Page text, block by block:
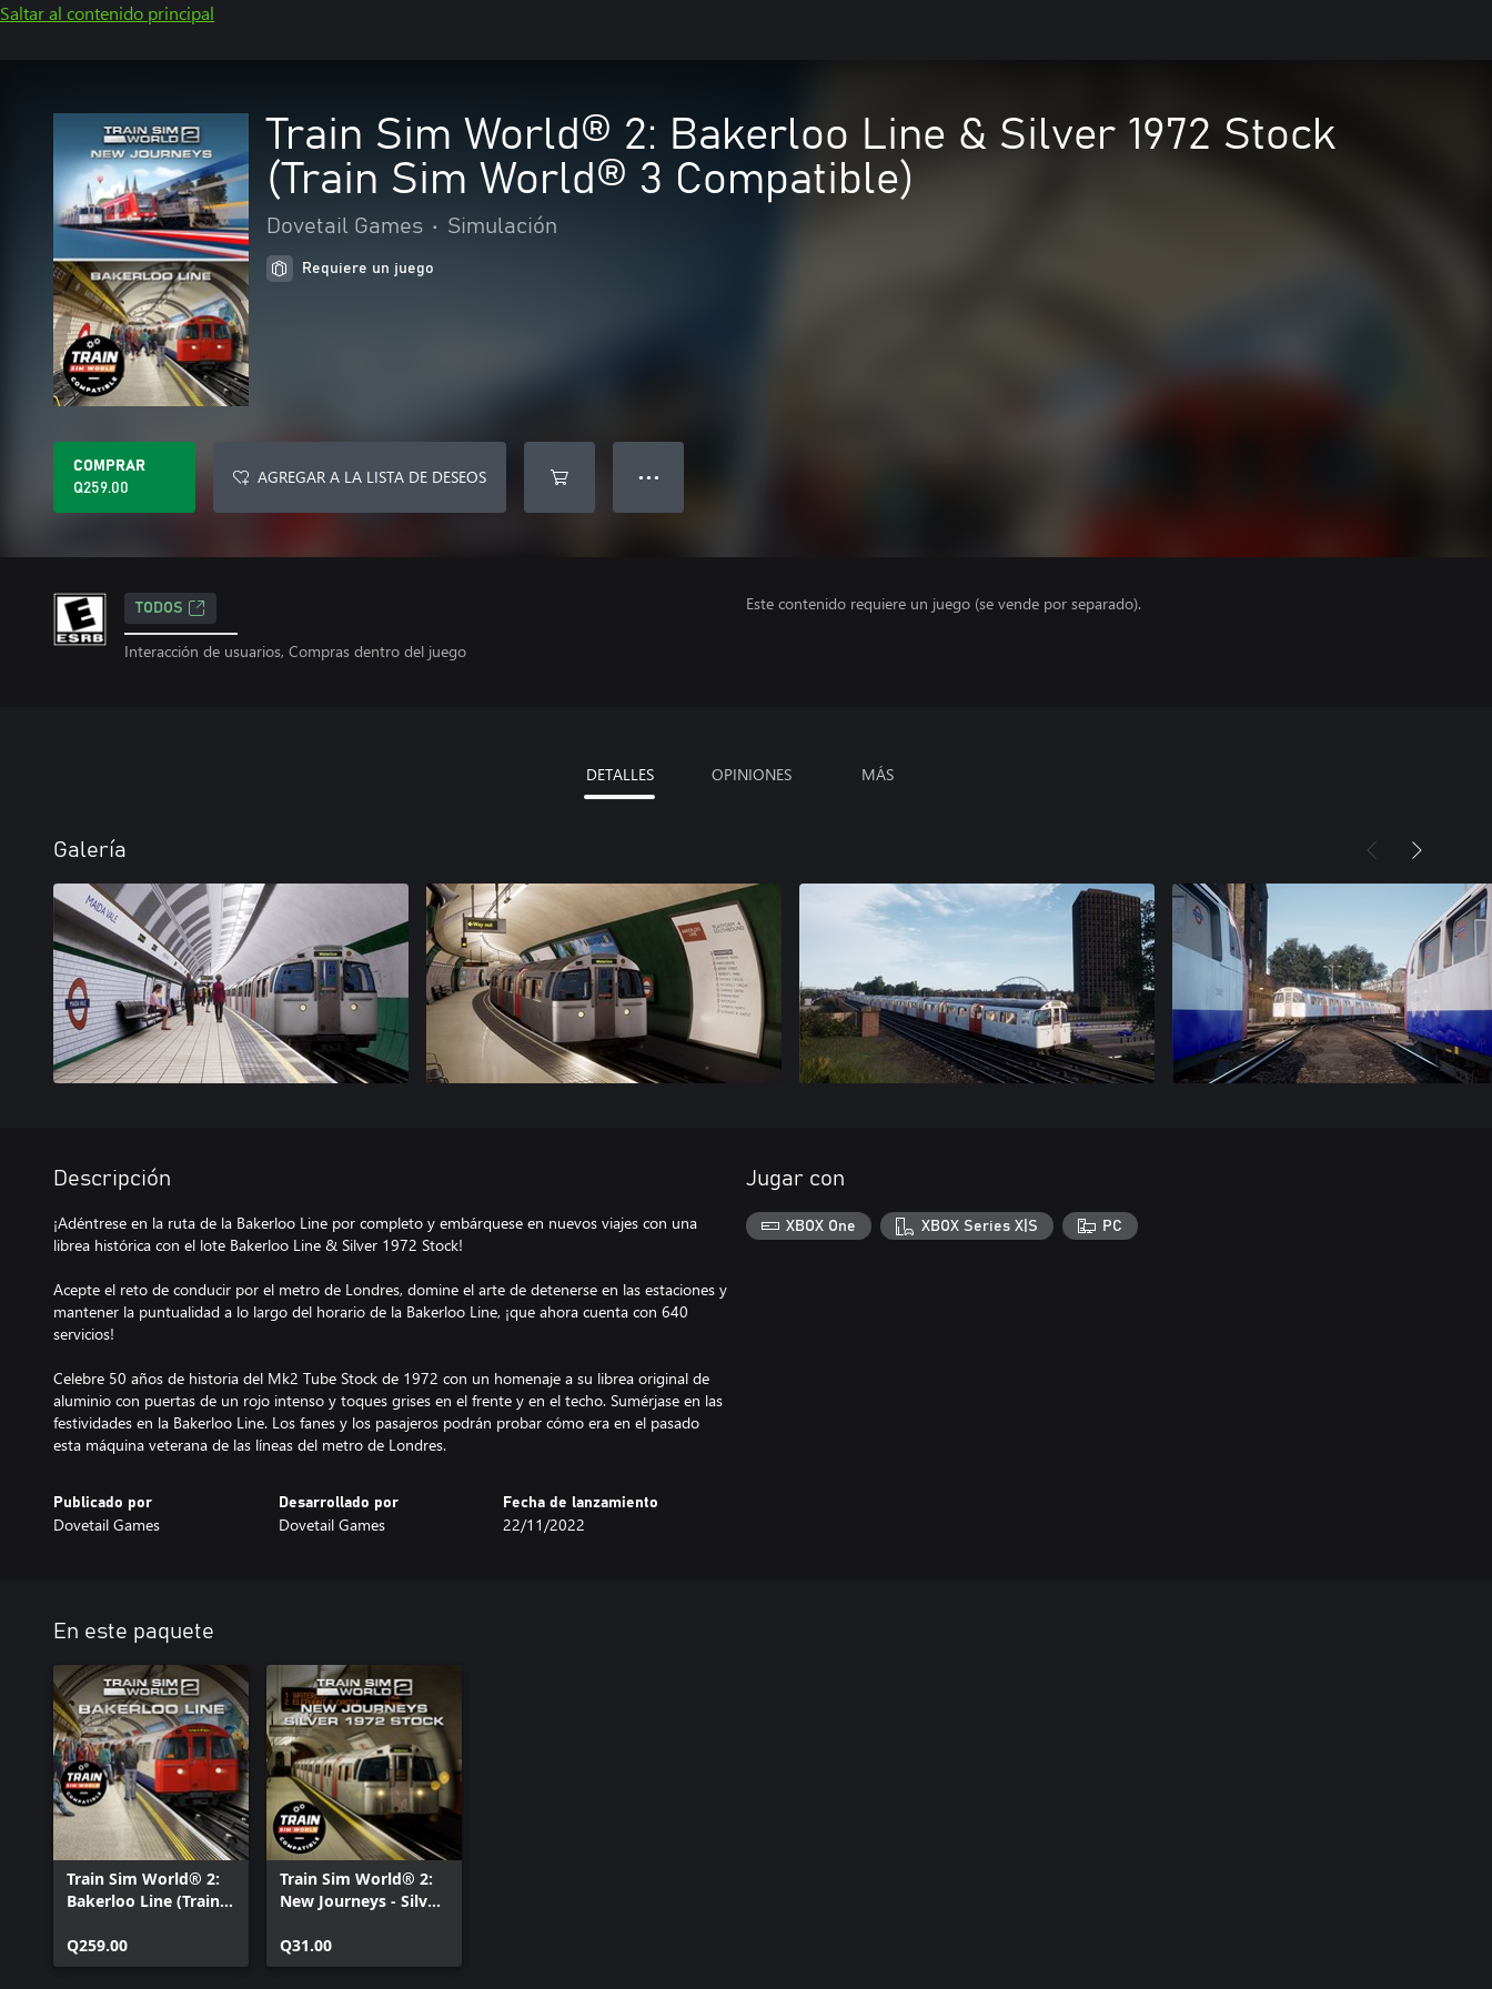
Saltar al contenido principal
Train Sim World® 2: Bakerloo Line & Silver 1972 Stock
(Train Sim World® 3 Compatible)
Dovetail Games • Simulación
Requiere un juego
COMPRAR
Q259.00
AGREGAR A LA LISTA DE DESEOS ● ● ●
TODOS
Interacción de usuarios, Compras dentro del juego
Este contenido requiere un juego (se vende por separado).
DETALLES OPINIONES MÁS
Galería
Descripción
¡Adéntrese en la ruta de la Bakerloo Line por completo y embárquese en nuevos viajes con una
librea histórica con el lote Bakerloo Line & Silver 1972 Stock!
Acepte el reto de conducir por el metro de Londres, domine el arte de detenerse en las estaciones y
mantener la puntualidad a lo largo del horario de la Bakerloo Line, ¡que ahora cuenta con 640
servicios!
Celebre 50 años de historia del Mk2 Tube Stock de 1972 con un homenaje a su librea original de
aluminio con puertas de un rojo intenso y toques grises en el frente y en el techo. Sumérjase en las
festividades en la Bakerloo Line. Los fanes y los pasajeros podrán probar cómo era en el pasado
esta máquina veterana de las líneas del metro de Londres.
Publicado por
Dovetail Games
Desarrollado por
Dovetail Games
Fecha de lanzamiento
22/11/2022
Jugar con
XBOX One XBOX Series X|S PC
En este paquete
Train Sim World® 2:
Bakerloo Line (Train
Compatible)
Q259.00
Train Sim World® 2:
New Journeys - Silver
World® 3
Compatible)
Q31.00